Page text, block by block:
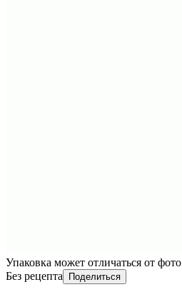
Упаковка может отличаться от фото
Без рецепта
Поделиться